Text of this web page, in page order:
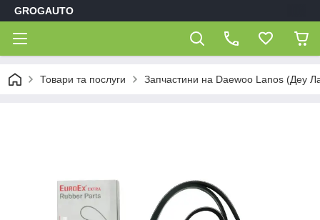
GROGAUTO
Товари та послуги Запчастини на Daewoo Lanos (Деу